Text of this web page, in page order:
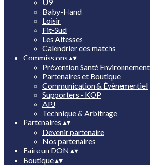
U9
Baby-Hand
Loisir
Fit-Sud
Les Altesses
Calendrier des matchs
Commissions ▴▾
Prévention Santé Environnement
Partenaires et Boutique
Communication & Évènementiel
Supporters - KOP
APJ
Technique & Arbitrage
Partenaires ▴▾
Devenir partenaire
Nos partenaires
Faire un DON ▴▾
Boutique▴▾